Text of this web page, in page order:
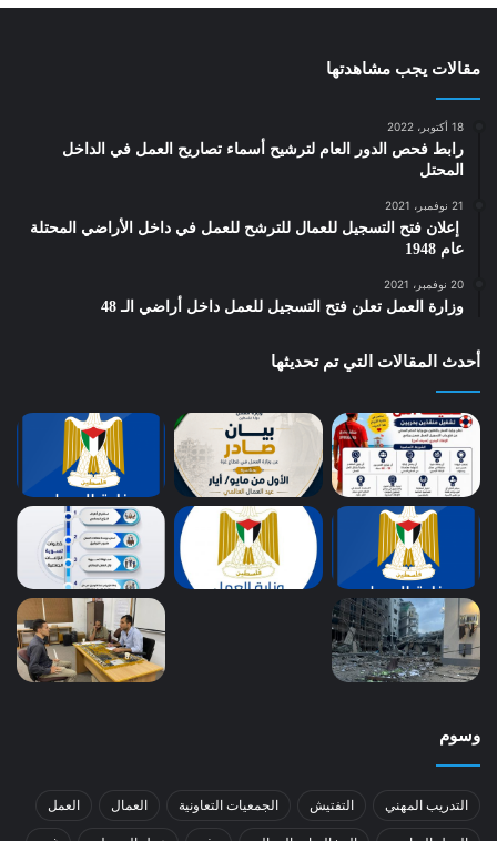
مقالات يجب مشاهدتها
18 أكتوبر، 2022
رابط فحص الدور العام لترشيح أسماء تصاريح العمل في الداخل
المحتل
21 نوفمبر، 2021
‎ إعلان فتح التسجيل للعمال للترشح للعمل في داخل الأراضي المحتلة
عام 1948
20 نوفمبر، 2021
وزارة العمل تعلن فتح التسجيل للعمل داخل أراضي الـ 48
أحدث المقالات التي تم تحديثها
وسوم
التدريب المهني التفتيش الجمعيات التعاونية العمال العمل